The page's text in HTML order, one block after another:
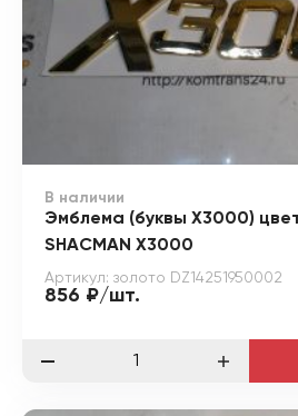
В наличии
Эмблема (буквы X3000)
SHACMAN X3000
Артикул: золото DZ14251950002
856 ₽/шт.